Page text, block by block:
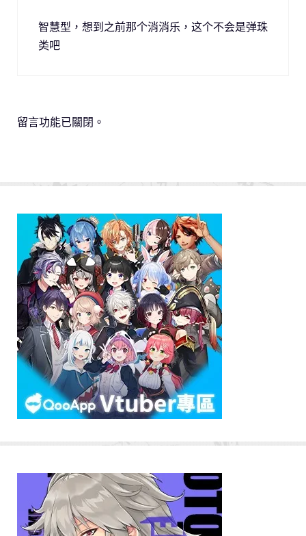
智慧型，想到之前那个消消乐，这个不会是弹珠
类吧
留言功能已關閉。